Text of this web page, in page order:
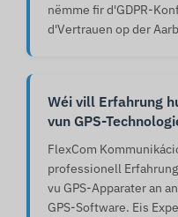
nëmme fir d'GDPR-
d'Vertrauen op der
Wéi vill Erfahrung
vun GPS-
FlexCom
professionell
vu GPS-Apparater an
GPS-Software. Eis